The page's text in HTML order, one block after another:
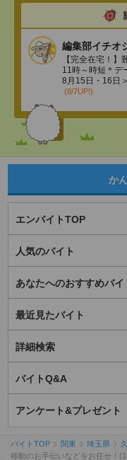
編集部イチオ
【完全在宅！
11時～時短＊デ
8月15日・16日
(8/7UP!)
か
エンバイトTOP
人気のバイト
あなたへのおすすめバイ
最近見たバイト
詳細検索
バイトQ&A
アンケート&プレゼント
バイトTOP 関東 埼玉県
移動のお手伝いなどをお任せ！